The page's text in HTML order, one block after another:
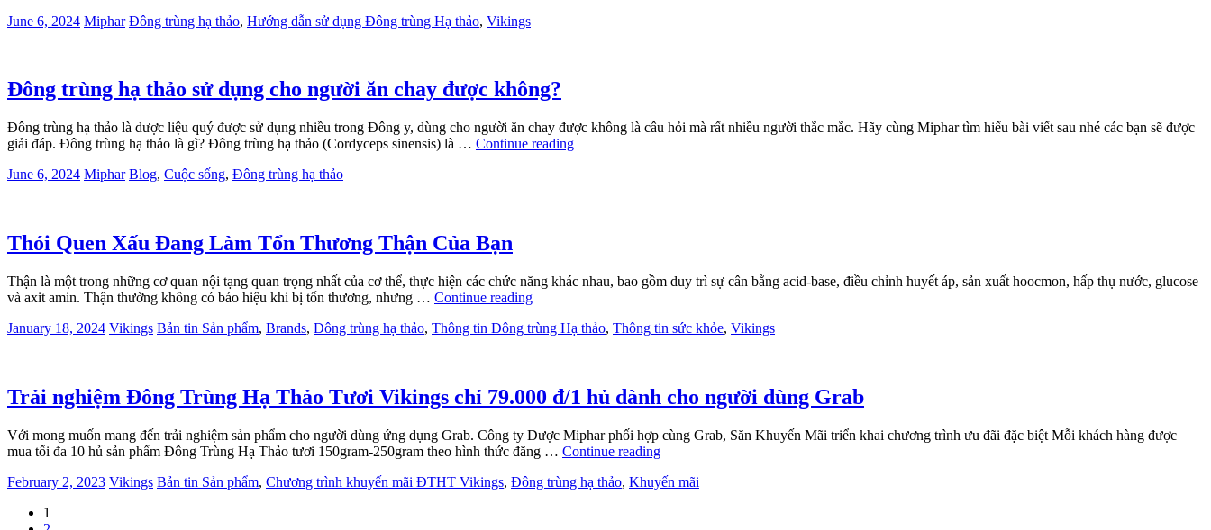
June 6, 2024 Miphar Đông trùng hạ thảo, Hướng dẫn sử dụng Đông trùng Hạ thảo, Vikings
Đông trùng hạ thảo sử dụng cho người ăn chay được không?
Đông trùng hạ thảo là dược liệu quý được sử dụng nhiều trong Đông y, dùng cho người ăn chay được không là câu hỏi mà rất nhiều người thắc mắc. Hãy cùng Miphar tìm hiểu bài viết sau nhé các bạn sẽ được
giải đáp. Đông trùng hạ thảo là gì? Đông trùng hạ thảo (Cordyceps sinensis) là … Continue reading
June 6, 2024 Miphar Blog, Cuộc sống, Đông trùng hạ thảo
Thói Quen Xấu Đang Làm Tổn Thương Thận Của Bạn
Thận là một trong những cơ quan nội tạng quan trọng nhất của cơ thể, thực hiện các chức năng khác nhau, bao gồm duy trì sự cân bằng acid-base, điều chỉnh huyết áp, sản xuất hoocmon, hấp thụ nước, glucose
và axit amin. Thận thường không có báo hiệu khi bị tổn thương, nhưng … Continue reading
January 18, 2024 Vikings Bản tin Sản phẩm, Brands, Đông trùng hạ thảo, Thông tin Đông trùng Hạ thảo, Thông tin sức khỏe, Vikings
Trải nghiệm Đông Trùng Hạ Thảo Tươi Vikings chỉ 79.000 đ/1 hủ dành cho người dùng Grab
Với mong muốn mang đến trải nghiệm sản phẩm cho người dùng ứng dụng Grab. Công ty Dược Miphar phối hợp cùng Grab, Săn Khuyến Mãi triển khai chương trình ưu đãi đặc biệt Mỗi khách hàng được
mua tối đa 10 hủ sản phẩm Đông Trùng Hạ Thảo tươi 150gram-250gram theo hình thức đăng … Continue reading
February 2, 2023 Vikings Bản tin Sản phẩm, Chương trình khuyến mãi ĐTHT Vikings, Đông trùng hạ thảo, Khuyến mãi
1